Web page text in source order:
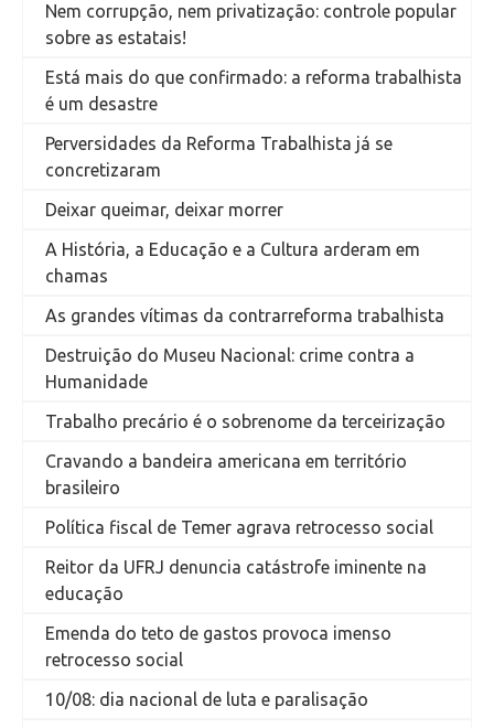
Nem corrupção, nem privatização: controle popular
sobre as estatais!
Está mais do que confirmado: a reforma trabalhista
é um desastre
Perversidades da Reforma Trabalhista já se
concretizaram
Deixar queimar, deixar morrer
A História, a Educação e a Cultura arderam em
chamas
As grandes vítimas da contrarreforma trabalhista
Destruição do Museu Nacional: crime contra a
Humanidade
Trabalho precário é o sobrenome da terceirização
Cravando a bandeira americana em território
brasileiro
Política fiscal de Temer agrava retrocesso social
Reitor da UFRJ denuncia catástrofe iminente na
educação
Emenda do teto de gastos provoca imenso
retrocesso social
10/08: dia nacional de luta e paralisação